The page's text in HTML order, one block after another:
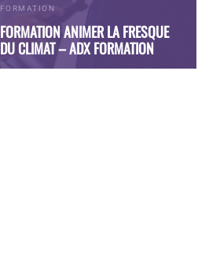
FORMATION
FORMATION ANIMER LA FRESQUE
DU CLIMAT – ADX FORMATION